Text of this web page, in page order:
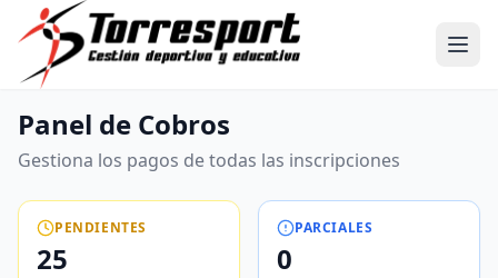
Panel de Cobros
Gestiona los pagos de todas las inscripciones
PENDIENTES
25
PARCIALES
0